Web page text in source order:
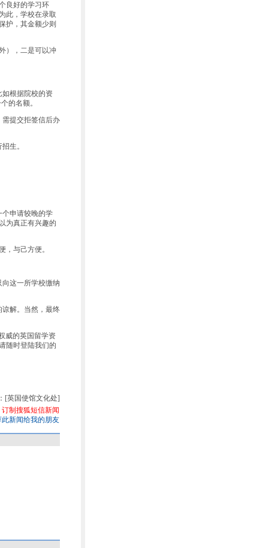
良好的学习环
此，学校在录取
护，其金额少则
），二是可以冲
根据院校的资
的名额。
提交拒签信后办
生。
申请较晚的学
为真正有兴趣的
与己方便。
这一所学校缴纳
解。当然，最终
威的英国留学资
随时登陆我们的
[英国使馆文化处]
订制搜狐短信新闻
新闻给我的朋友